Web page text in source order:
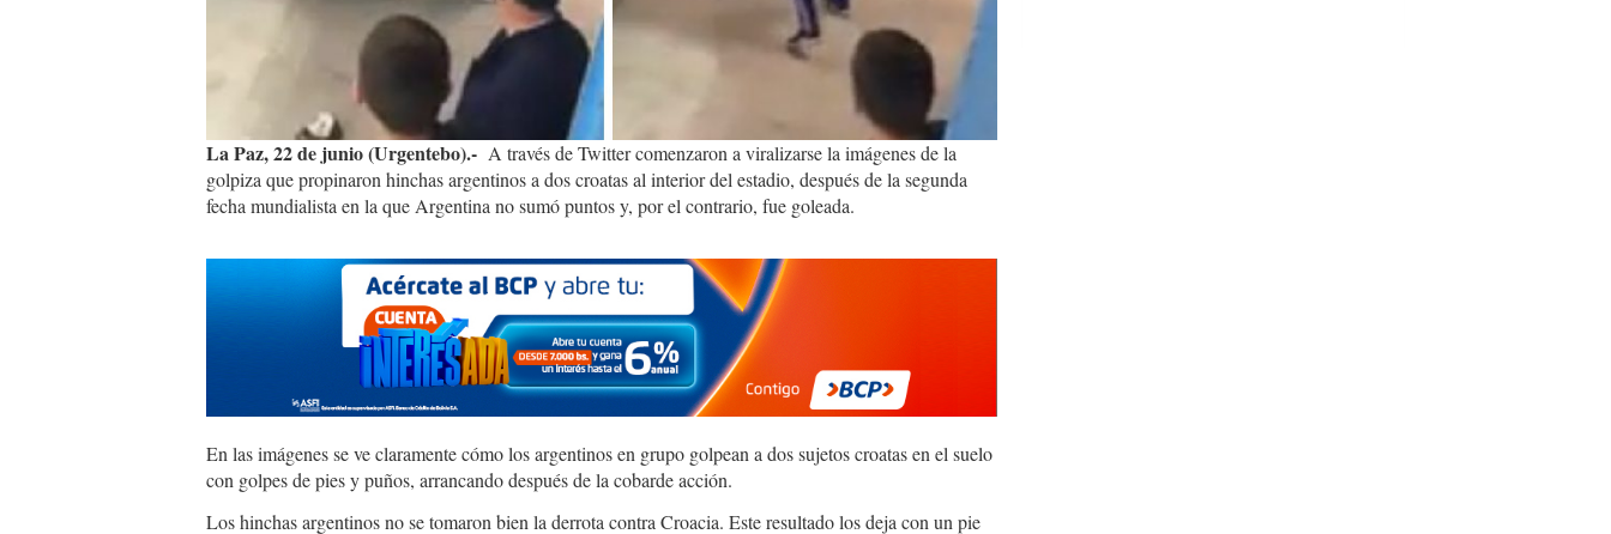
La Paz, 22 de junio (Urgentebo).- A través de Twitter comenzaron a viralizarse la imágenes de la
golpiza que propinaron hinchas argentinos a dos croatas al interior del estadio, después de la segunda
fecha mundialista en la que Argentina no sumó puntos y, por el contrario, fue goleada.
En las imágenes se ve claramente cómo los argentinos en grupo golpean a dos sujetos croatas en el suelo
con golpes de pies y puños, arrancando después de la cobarde acción.
Los hinchas argentinos no se tomaron bien la derrota contra Croacia. Este resultado los deja con un pie